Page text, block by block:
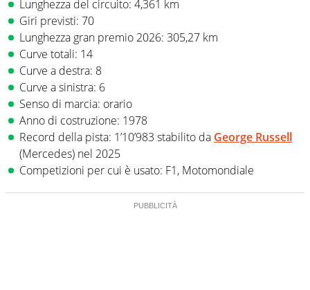
rimessa quando intercettano le notizie e le rilanciano
verso la rete, sia nella costruzione dal basso quando
creano contenuti 100% originali ed esclusivi.
Lunghezza del circuito: 4,361 km
Giri previsti: 70
Lunghezza gran premio 2026: 305,27 km
Curve totali: 14
Curve a destra: 8
Curve a sinistra: 6
Senso di marcia: orario
Anno di costruzione: 1978
Record della pista: 1’10’983 stabilito da George Russell
(Mercedes) nel 2025
Competizioni per cui è usato: F1, Motomondiale